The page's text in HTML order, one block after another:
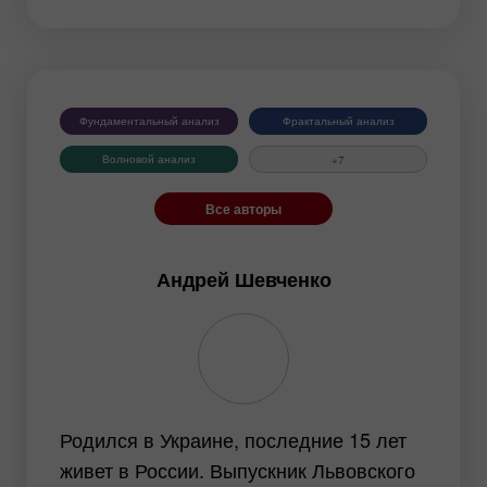
Инструменты:
EURUSD
GBPUSD
USDCHF
USDCAD
GBPJPY
EURGBP
Фундаментальный анализ Фрактальный анализ
Волновой анализ +7
Все авторы
Андрей Шевченко
Родился в Украине, последние 15 лет
живет в России. Выпускник Львовского